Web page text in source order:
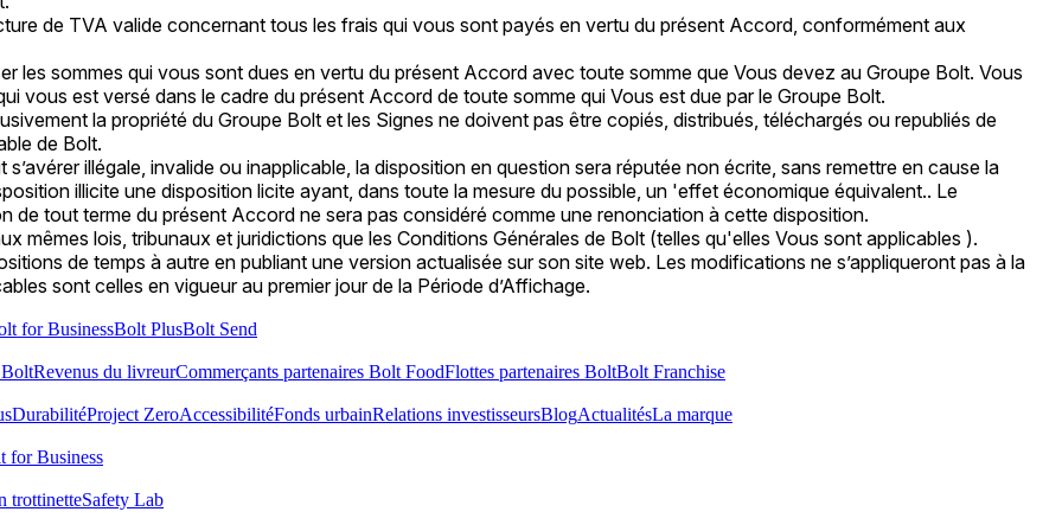
de TVA valide concernant tous les frais qui vous sont payés en vertu du présent Accord, conformément aux
les sommes qui vous sont dues en vertu du présent Accord avec toute somme que Vous devez au Groupe Bolt. Vous
vous est versé dans le cadre du présent Accord de toute somme qui Vous est due par le Groupe Bolt.
la propriété du Groupe Bolt et les Signes ne doivent pas être copiés, distribués, téléchargés ou republiés de
de Bolt.
illégale, invalide ou inapplicable, la disposition en question sera réputée non écrite, sans remettre en cause la
illicite une disposition licite ayant, dans toute la mesure du possible, un 'effet économique équivalent.. Le
de tout terme du présent Accord ne sera pas considéré comme une renonciation à cette disposition.
mêmes lois, tribunaux et juridictions que les Conditions Générales de Bolt (telles qu'elles Vous sont applicables ).
de temps à autre en publiant une version actualisée sur son site web. Les modifications ne s’appliqueront pas à la
sont celles en vigueur au premier jour de la Période d’Affichage.
for BusinessBolt PlusBolt Send
BoltRevenus du livreurCommerçants partenaires Bolt FoodFlottes partenaires BoltBolt Franchise
DurabilitéProject ZeroAccessibilitéFonds urbainRelations investisseursBlogActualitésLa marque
for Business
trottinetteSafety Lab